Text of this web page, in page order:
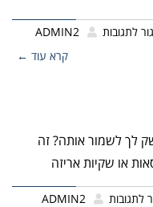
לתגובות
ADMIN2
קרא עוד ←
לך לשמור אותה? זה
או שקיות אריזה
לתגובות
ADMIN2